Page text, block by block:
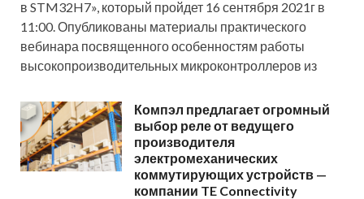
в STM32H7», который пройдет 16 сентября 2021г в
11:00. Опубликованы материалы практического
вебинара посвященного особенностям работы
высокопроизводительных микроконтроллеров из
Компэл предлагает огромный
выбор реле от ведущего
производителя
электромеханических
коммутирующих устройств —
компании TE Connectivity